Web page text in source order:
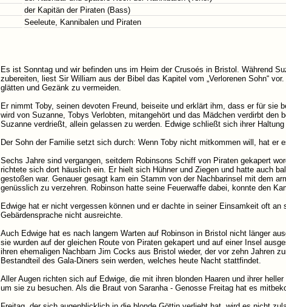
der Kapitän der Piraten (Bass)
Seeleute, Kannibalen und Piraten
Es ist Sonntag und wir befinden uns im Heim der Crusoés in Bristol. Während
zubereiten, liest Sir William aus der Bibel das Kapitel vom „Verlorenen Sohn“
glätten und Gezänk zu vermeiden.
Er nimmt Toby, seinen devoten Freund, beiseite und erklärt ihm, dass er für
wird von Suzanne, Tobys Verlobten, mitangehört und das Mädchen verdirbt
Suzanne verdrießt, allein gelassen zu werden. Edwige schließt sich ihrer
Der Sohn der Familie setzt sich durch: Wenn Toby nicht mitkommen will, hat
Sechs Jahre sind vergangen, seitdem Robinsons Schiff von Piraten gekapert
richtete sich dort häuslich ein. Er hielt sich Hühner und Ziegen und hatte auch
gestoßen war. Genauer gesagt kam ein Stamm von der Nachbarinsel mit dem
genüsslich zu verzehren. Robinson hatte seine Feuerwaffe dabei, konnte den
Edwige hat er nicht vergessen können und er dachte in seiner Einsamkeit oft
Gebärdensprache nicht ausreichte.
Auch Edwige hat es nach langem Warten auf Robinson in Bristol nicht länger
sie wurden auf der gleichen Route von Piraten gekapert und auf einer Insel
ihren ehemaligen Nachbarn Jim Cocks aus Bristol wieder, der vor zehn Jahren
Bestandteil des Gala-Diners sein werden, welches heute Nacht stattfindet.
Aller Augen richten sich auf Edwige, die mit ihren blonden Haaren und ihrer
um sie zu besuchen. Als die Braut von Saranha - Genosse Freitag hat es